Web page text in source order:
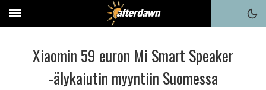
Xiaomin 59 euron Mi Smart Speaker
-älykaiutin myyntiin Suomessa